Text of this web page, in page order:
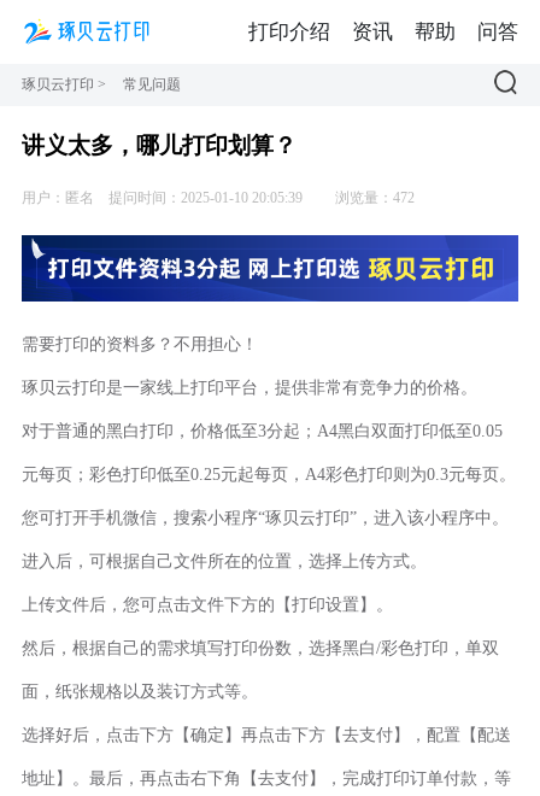
琢贝云打印 > 常见问题
讲义太多，哪儿打印划算？
用户：匿名 提问时间：2025-01-10 20:05:39 浏览量：472
需要打印的资料多？不用担心！
琢贝云打印是一家线上打印平台，提供非常有竞争力的价格。
对于普通的黑白打印，价格低至3分起；A4黑白双面打印低至0.05
元每页；彩色打印低至0.25元起每页，A4彩色打印则为0.3元每页。
您可打开手机微信，搜索小程序“琢贝云打印”，进入该小程序中。
进入后，可根据自己文件所在的位置，选择上传方式。
上传文件后，您可点击文件下方的【打印设置】。
然后，根据自己的需求填写打印份数，选择黑白/彩色打印，单双
面，纸张规格以及装订方式等。
选择好后，点击下方【确定】再点击下方【去支付】，配置【配送
地址】。最后，再点击右下角【去支付】，完成打印订单付款，等
打印介绍 资讯 帮助 问答